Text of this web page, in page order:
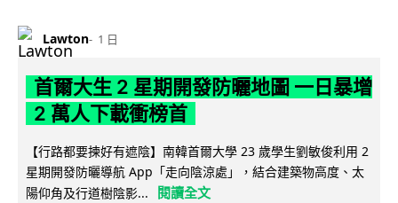
Lawton 1 日
首爾大生 2 星期開發防曬地圖 一日暴增
2 萬人下載衝榜首
【行路都要揀好有遮陰】南韓首爾大學 23 歲學生劉敏俊利用 2
星期開發防曬導航 App「走向陰涼處」，結合建築物高度、太
陽仰角及行道樹陰影...
閱讀全文